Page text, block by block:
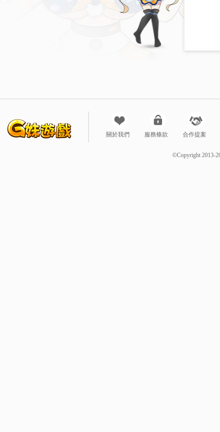
關於我們 服務條款 合作提案
©Copyright 2013-